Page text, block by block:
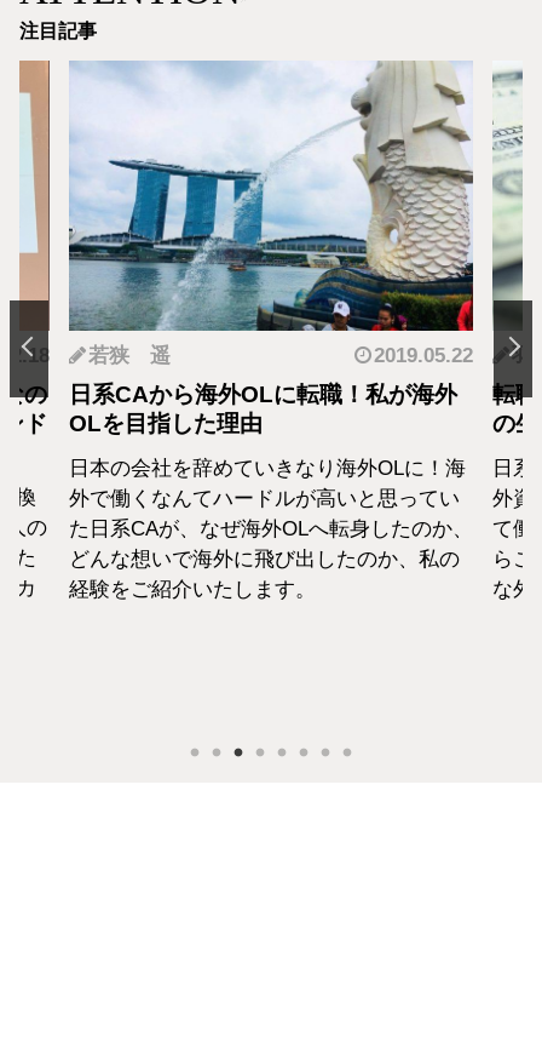
注目記事
の
ド
換
人の
た
カ
若狭 遥 2019.05.22
日系CAから海外OLに転職！私が海外
OLを目指した理由
日本の会社を辞めていきなり海外OLに！海
外で働くなんてハードルが高いと思ってい
た日系CAが、なぜ海外OLへ転身したのか、
どんな想いで海外に飛び出したのか、私の
経験をご紹介いたします。
羽
転
の
日
外資
て働
らこ
な外